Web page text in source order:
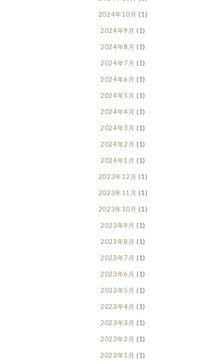
2024年10月 (1)
2024年9月 (1)
2024年8月 (1)
2024年7月 (1)
2024年6月 (1)
2024年5月 (1)
2024年4月 (1)
2024年3月 (1)
2024年2月 (1)
2024年1月 (1)
2023年12月 (1)
2023年11月 (1)
2023年10月 (1)
2023年9月 (1)
2023年8月 (1)
2023年7月 (1)
2023年6月 (1)
2023年5月 (1)
2023年4月 (1)
2023年3月 (1)
2023年2月 (1)
2023年1月 (1)